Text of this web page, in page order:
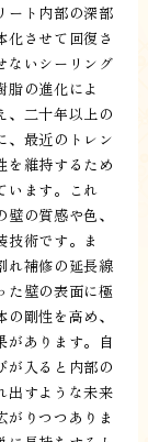
ート内部の深部
化させて回復さ
ないシーリング
脂の進化によ
、二十年以上の
、最近のトレン
を維持するため
います。これ
の質感や色、
技術です。ま
れ補修の延長線
た壁の表面に極
剛性を高め、
があります。自
が入ると内部の
出すような未来
がりつつありま